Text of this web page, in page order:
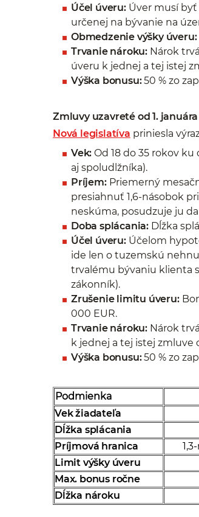
Účel úveru: Úver musí
určenej na bývanie na
Obmedzenie výšky úveru:
Trvanie nároku: Nárok
úveru k jednej a tej istej
Výška bonusu:50 % zo
Zmluvy uzavreté od 1.
Nová legislatíva priniesla
Vek: Od 18 do 35 rokov
aj spoludlžníka).
Príjem:Priemerný
presiahnuť 1,6-násobok
neskúma, posudzuje ju
Doba splácania: Dĺžka
Účel úveru: Účelom
ide len o tuzemskú
trvalému bývaniu klienta
zákonník).
Zrušenie limitu úveru:
000 EUR.
Trvanie nároku: Nárok
k jednej a tej istej zmluve
Výška bonusu:50 % zo
Podmienka
Vek žiadateľa
Dĺžka splácania
Príjmová hranica
Limit výšky úveru
Max. bonus ročne
Dĺžka nároku